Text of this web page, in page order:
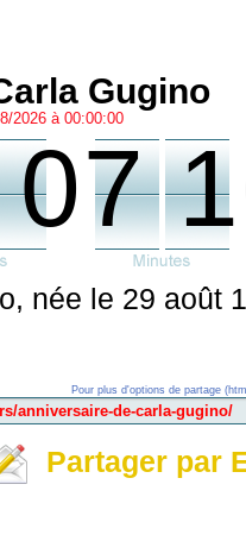
Gugino
2026 à 00:00:00
née le 29 août
Pour plus d'options de partage
Partager par